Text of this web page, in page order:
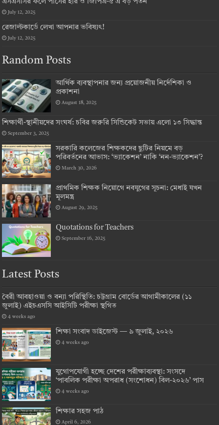
এসএসসির ফলে পাসের হার ও জিপিএ-৫ এ বড় পতন
July 12, 2025
রেজাল্টকার্ডে লেখা আপনার ভবিষ্যৎ!
July 12, 2025
Random Posts
আর্থিক ব্যবস্থাপনার জন্য প্রয়োজনীয় নির্দেশিকা ও
প্রকাশনা
August 18, 2025
শিক্ষার্থী-স্থানীয়দের সংঘর্ষ: চবির জরুরি সিন্ডিকেট সভায় এলো ১৩ সিদ্ধান্ত
September 3, 2025
সরকারি কলেজের শিক্ষকদের ছুটির নিয়মে বড়
পরিবর্তনের আভাস: ‘ভ্যাকেশন’ নাকি ‘নন-ভ্যাকেশন’?
March 30, 2026
প্রাথমিক শিক্ষক নিয়োগে নবযুগের সূচনা: মেধাই যখন
মূলমন্ত্র
August 29, 2025
Quotations for Teachers
September 16, 2025
Latest Posts
বৈরী আবহাওয়া ও বন্যা পরিস্থিতি: চট্টগ্রাম বোর্ডের আগামীকালের (১১
জুলাই) এইচএসসি আইসিটি পরীক্ষা স্থগিত
4 weeks ago
শিক্ষা সংবাদ ডাইজেস্ট — ৯ জুলাই, ২০২৬
4 weeks ago
যুগোপযোগী হচ্ছে দেশের পরীক্ষাব্যবস্থা: সংসদে
‘পাবলিক পরীক্ষা অপরাধ (সংশোধন) বিল-২০২৬’ পাস
4 weeks ago
শিক্ষার সহজ পাঠ
April 6, 2026